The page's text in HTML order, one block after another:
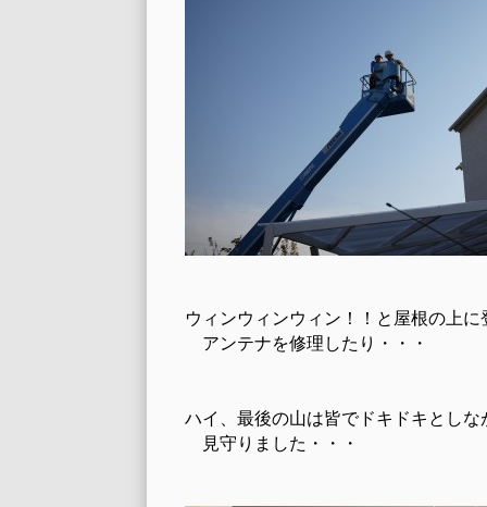
ウィンウィンウィン！！と屋根の上に
アンテナを修理したり・・・
ハイ、最後の山は皆でドキドキとしな
見守りました・・・